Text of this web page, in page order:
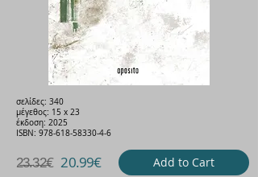
σελίδες: 340
μέγεθος: 15 x 23
έκδοση: 2025
ISBN: 978-618-58330-4-6
2̶3̶.3̶2̶€ 20.99€ Add to Cart